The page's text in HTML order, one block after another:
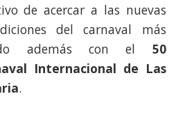
de acercar a las nuevas
del carnaval más
además con el 50
Internacional de Las
.